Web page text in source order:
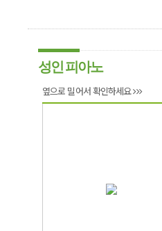
성인 피아노
옆으로 밀어서 확인하세요